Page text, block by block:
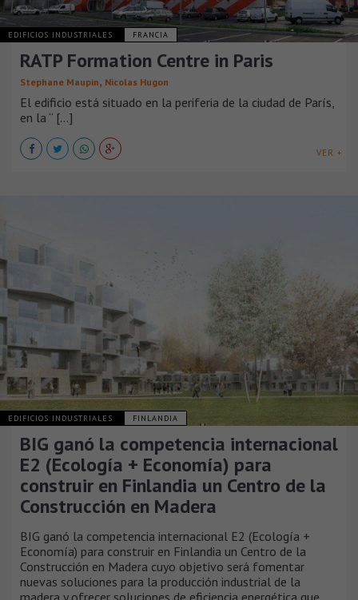
EDIFICIOS INDUSTRIALES FRANCIA
RATP Formation Centre in Paris
Stephane Maupin, Nicolas Hugon
El edificio está situado en la periferia de la ciudad de París,
en la “ [...]
VER +
EDIFICIOS INDUSTRIALES FINLANDIA
BIG ganó la competencia internacional
E2 (Ecología + Economía) para
construir en Finlandia un Centro de la
Construcción en Madera
BIG ganó la competencia internacional E2 (Ecología +
Economía) para construir en Finlandia un Centro de la
Construcción en Madera cuyo objetivo será fomentar
nuevas soluciones para la producción industrial de la
madera y ofrecer soluciones de eficiencia energética que